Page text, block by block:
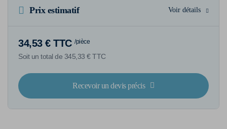
Prix estimatif Voir détails
34,53 € TTC /pièce
Soit un total de 345,33 € TTC
Recevoir un devis précis